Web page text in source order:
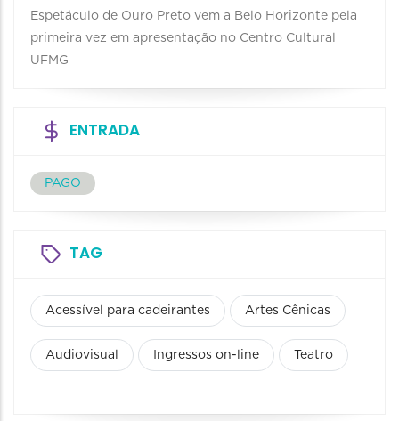
Espetáculo de Ouro Preto vem a Belo Horizonte pela
primeira vez em apresentação no Centro Cultural
UFMG
ENTRADA
PAGO
TAG
Acessível para cadeirantes Artes Cênicas
Audiovisual Ingressos on-line Teatro